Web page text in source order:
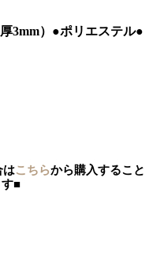
3mm）●ポリエステル●
はこちらから購入すること
■